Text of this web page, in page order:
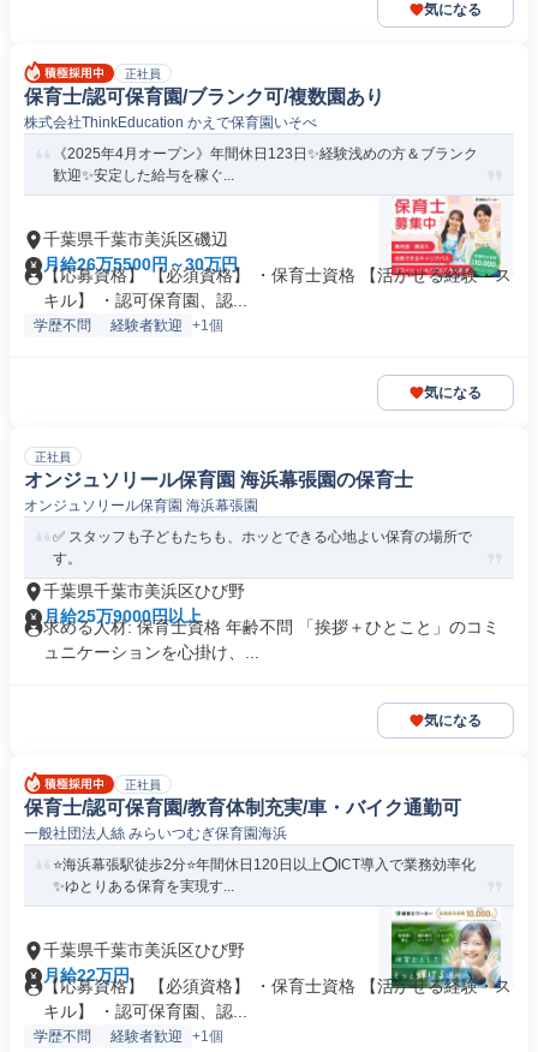
気になる
正社員
保育士/認可保育園/ブランク可/複数園あり
株式会社ThinkEducation かえで保育園いそべ
《2025年4月オープン》年間休日123日✨経験浅めの方＆ブランク
歓迎✨安定した給与を稼ぐ...
千葉県千葉市美浜区磯辺
月給26万5500円～30万円
【応募資格】 【必須資格】 ・保育士資格 【活かせる経験・ス
キル】 ・認可保育園、認...
学歴不問 経験者歓迎 +1個
気になる
正社員
オンジュソリール保育園 海浜幕張園の保育士
オンジュソリール保育園 海浜幕張園
✅ スタッフも子どもたちも、ホッとできる心地よい保育の場所で
す。
千葉県千葉市美浜区ひび野
月給25万9000円以上
求める人材: 保育士資格 年齢不問 「挨拶＋ひとこと」のコミ
ュニケーションを心掛け、...
気になる
正社員
保育士/認可保育園/教育体制充実/車・バイク通勤可
一般社団法人絲 みらいつむぎ保育園海浜
⭐海浜幕張駅徒歩2分⭐年間休日120日以上⭕ICT導入で業務効率化
✨ゆとりある保育を実現す...
千葉県千葉市美浜区ひび野
月給22万円
【応募資格】 【必須資格】 ・保育士資格 【活かせる経験・ス
キル】 ・認可保育園、認...
学歴不問 経験者歓迎 +1個